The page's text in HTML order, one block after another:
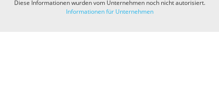
Diese Informationen wurden vom Unternehmen noch nicht autorisiert.
Informationen für Unternehmen